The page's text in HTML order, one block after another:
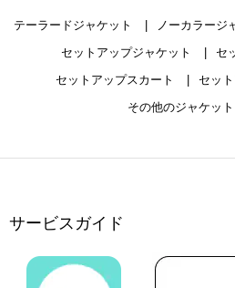
テーラードジャケット ノーカラージ
セットアップジャケット
セ
セットアップスカート
セッ
その他のジャケッ
サービスガイド